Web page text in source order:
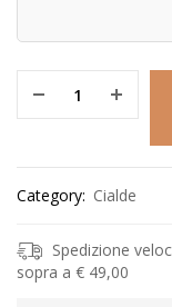
Category: Cialde
Spedizione
sopra a € 49,00